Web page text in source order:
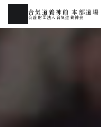
合気道養神館 本部道場
公益財団法人合気道養神会